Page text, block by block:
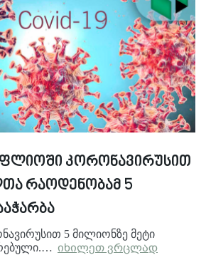
კორონავირუსით
რაოდენობამ 5
5 მილიონზე მეტი
იხილეთ ვრცლად